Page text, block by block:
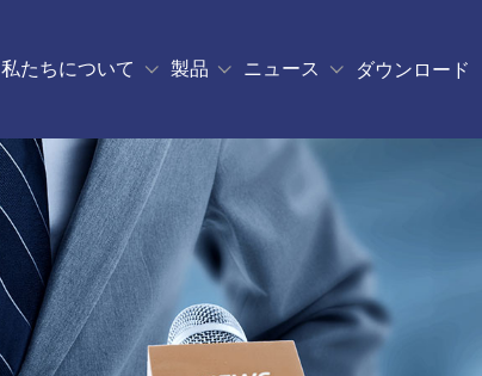
私たちについて 製品 ニュース ダウンロード